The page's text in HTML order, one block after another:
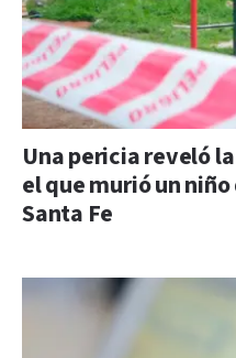
Una pericia reveló
el que murió un
Santa Fe